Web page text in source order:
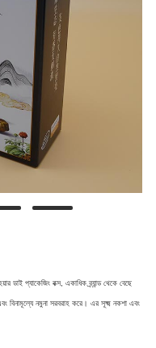
ডাই প্যাকেজিং বক্স, একাধিক ব্র্যান্ড থেকে বেছে
বিনামূল্যে নমুনা সরবরাহ করে। এর সূক্ষ্ম নকশা এবং